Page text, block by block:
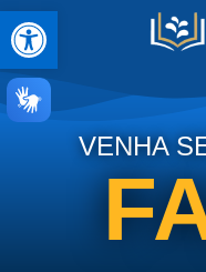
Abrir a
VENHA